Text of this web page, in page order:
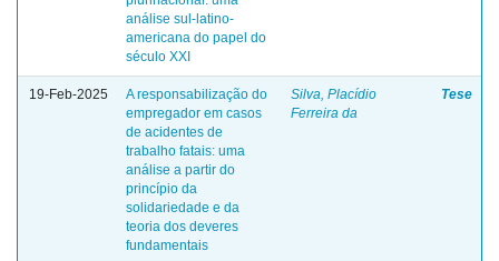
análise sul-latino-
americana do papel do
século XXI
19-Feb-2025
A responsabilização do
empregador em casos
de acidentes de
trabalho fatais: uma
análise a partir do
princípio da
solidariedade e da
teoria dos deveres
fundamentais
Silva, Placídio
Ferreira da
Tese